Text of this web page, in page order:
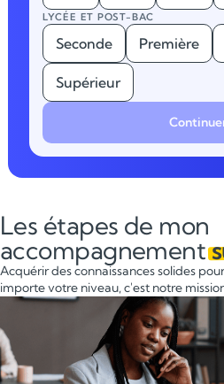
LYCÉE ET POST-BAC
Seconde Première
Supérieur
Les étapes de mon
accompagnement
Acquérir des connaissances solides
importe votre niveau, c'est notre